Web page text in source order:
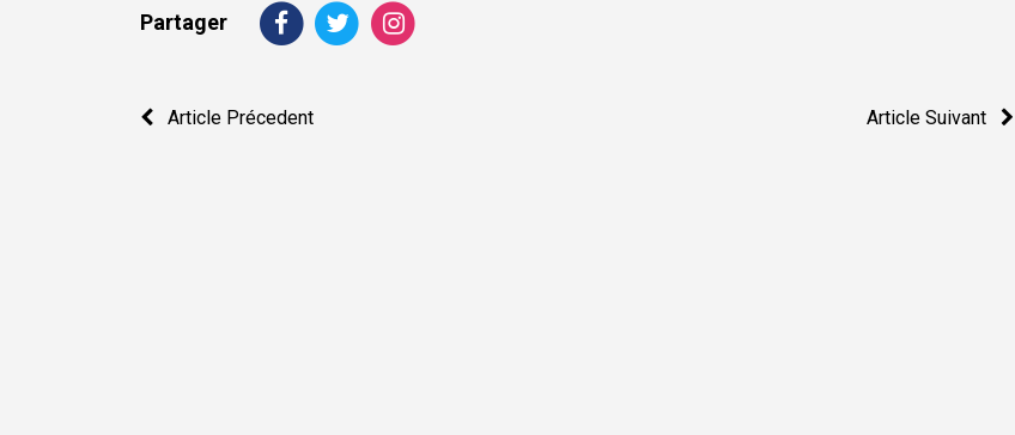
Partager
Navigation
Article Précedent Article Suivant